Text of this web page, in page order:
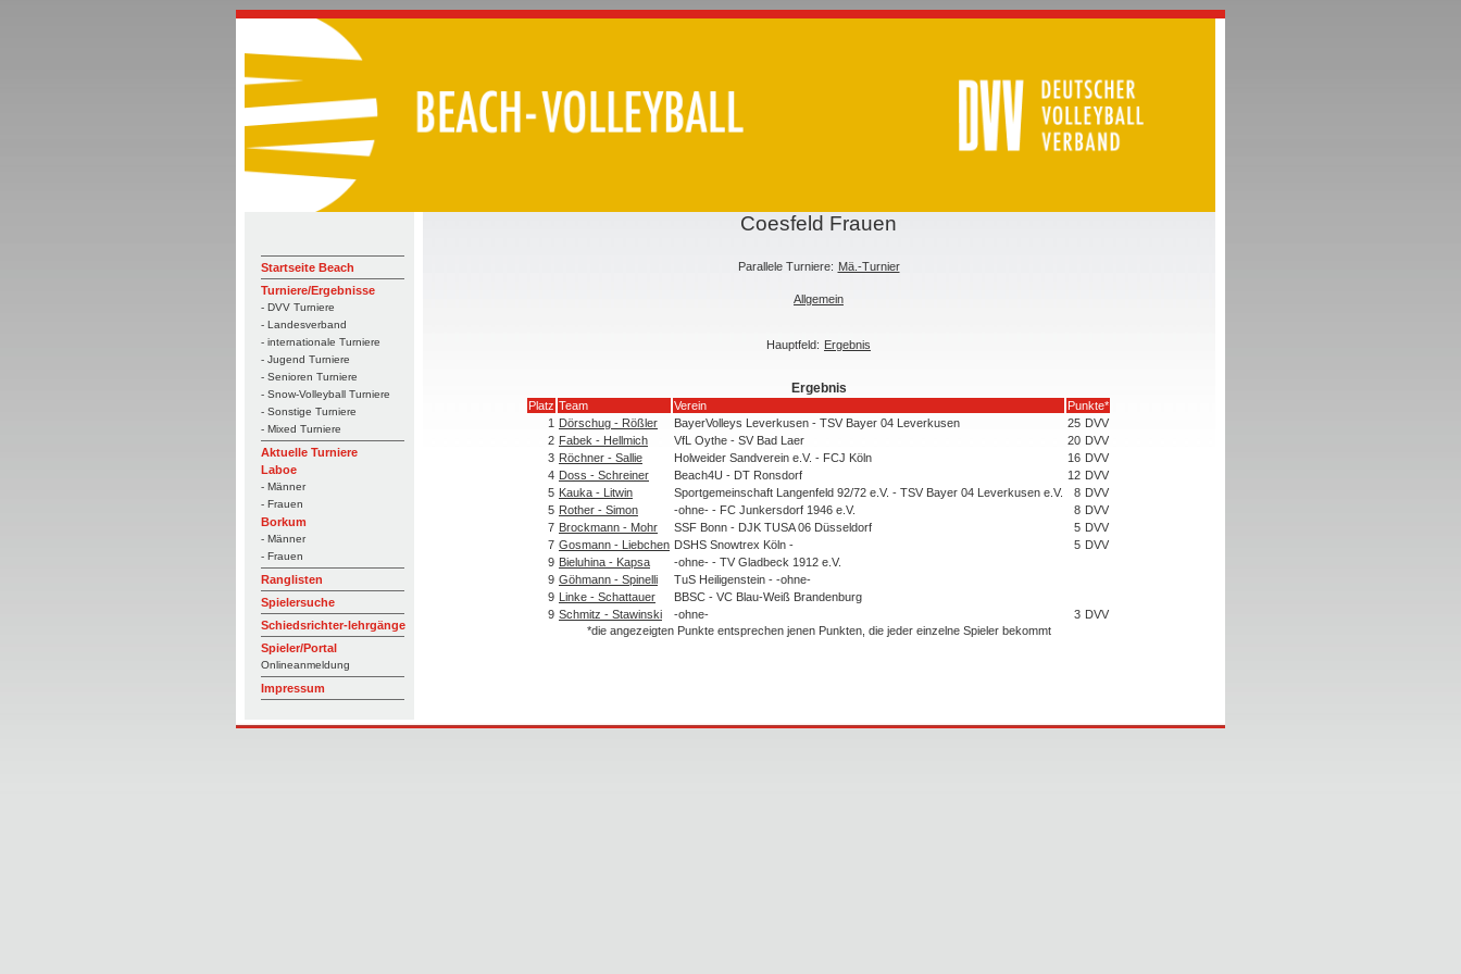
Startseite Beach
Turniere/Ergebnisse
- DVV Turniere
- Landesverband
- internationale Turniere
- Jugend Turniere
- Senioren Turniere
- Snow-Volleyball Turniere
- Sonstige Turniere
- Mixed Turniere
Aktuelle Turniere
Laboe
- Männer
- Frauen
Borkum
- Männer
- Frauen
Ranglisten
Spielersuche
Schiedsrichter-lehrgänge
Spieler/Portal
Onlineanmeldung
Impressum
Coesfeld Frauen
Parallele Turniere: Mä.-Turnier
Allgemein
Hauptfeld: Ergebnis
Ergebnis
Platz Team Verein
Punkte*
1 Dörschug - Rößler BayerVolleys Leverkusen - TSV Bayer 04 Leverkusen 25 DVV
2 Fabek - Hellmich VfL Oythe - SV Bad Laer 20 DVV
3 Röchner - Sallie Holweider Sandverein e.V. - FCJ Köln 16 DVV
4 Doss - Schreiner Beach4U - DT Ronsdorf 12 DVV
5 Kauka - Litwin Sportgemeinschaft Langenfeld 92/72 e.V. - TSV Bayer 04 Leverkusen e.V. 8 DVV
5 Rother - Simon -ohne- - FC Junkersdorf 1946 e.V. 8 DVV
7 Brockmann - Mohr SSF Bonn - DJK TUSA 06 Düsseldorf 5 DVV
7 Gosmann - Liebchen DSHS Snowtrex Köln - 5 DVV
9 Bieluhina - Kapsa
-ohne- - TV Gladbeck 1912 e.V.
9 Göhmann - Spinelli
TuS Heiligenstein - -ohne-
9 Linke - Schattauer
BBSC - VC Blau-Weiß Brandenburg
9 Schmitz - Stawinski -ohne- 3 DVV
*die angezeigten Punkte entsprechen jenen Punkten, die jeder einzelne Spieler bekommt